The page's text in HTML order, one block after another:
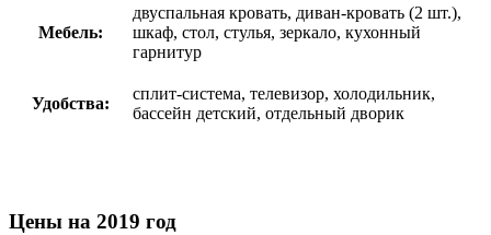
Мебель:
двуспальная кровать, диван-кровать (2 шт.),
шкаф, стол, стулья, зеркало, кухонный
гарнитур
Удобства:
сплит-система, телевизор, холодильник,
бассейн детский, отдельный дворик
Цены на 2019 год